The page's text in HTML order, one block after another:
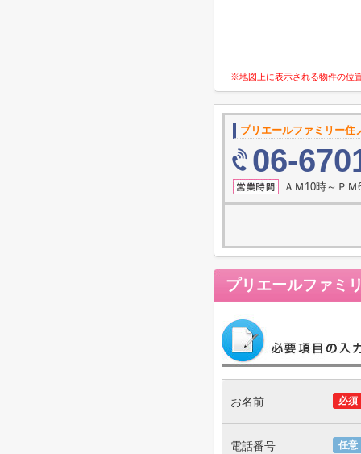
※地図上に表示される物件の位
プリエールファミリー住
06-
ＡＭ10時～Ｐ
プリエールファミ
必須
お名前
任意
電話番号